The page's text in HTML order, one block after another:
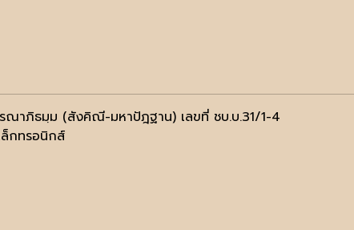
ณาภิธมฺม (สังคิณี-มหาปัฎฐาน) เลขที่ ชบ.บ.31/1-4
กทรอนิกส์